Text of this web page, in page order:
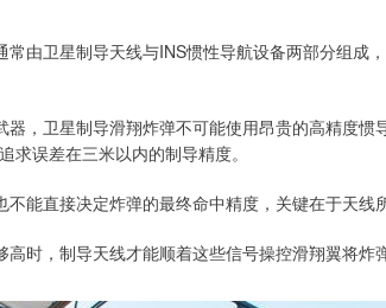
常由卫星制导天线与INS惯性导航设备两部分组成
，卫星制导滑翔炸弹不可能使用昂贵的高精度惯
求误差在三米以内的制导精度。
能直接决定炸弹的最终命中精度，关键在于天线
时，制导天线才能顺着这些信号操控滑翔翼将炸